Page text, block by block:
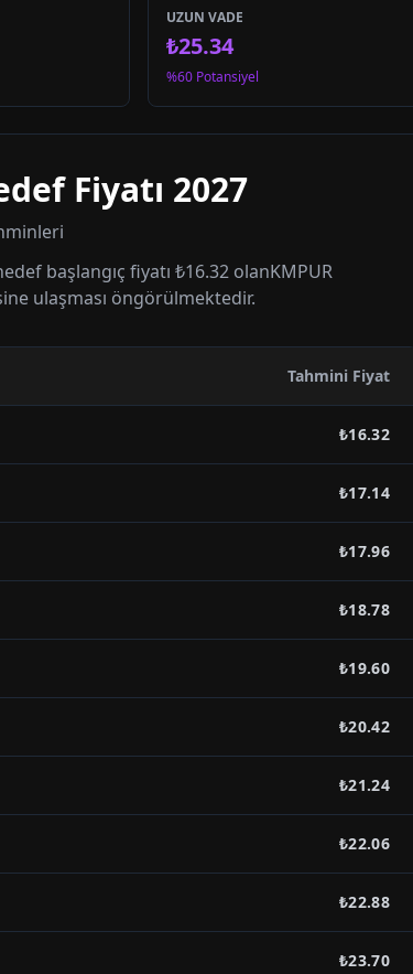
UZUN VADE
₺25.34
%60 Potansiyel
Fiyatı 2027
başlangıç fiyatı ₺16.32olanKMPUR
ulaşması öngörülmektedir.
Tahmini Fiyat
₺16.32
₺17.14
₺17.96
₺18.78
₺19.60
₺20.42
₺21.24
₺22.06
₺22.88
₺23.70